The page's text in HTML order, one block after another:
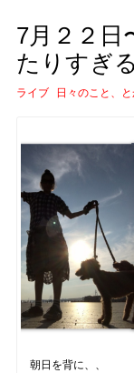
7月２２日
たりすぎる
ライブ 日々のこと、と
朝日を背に、、